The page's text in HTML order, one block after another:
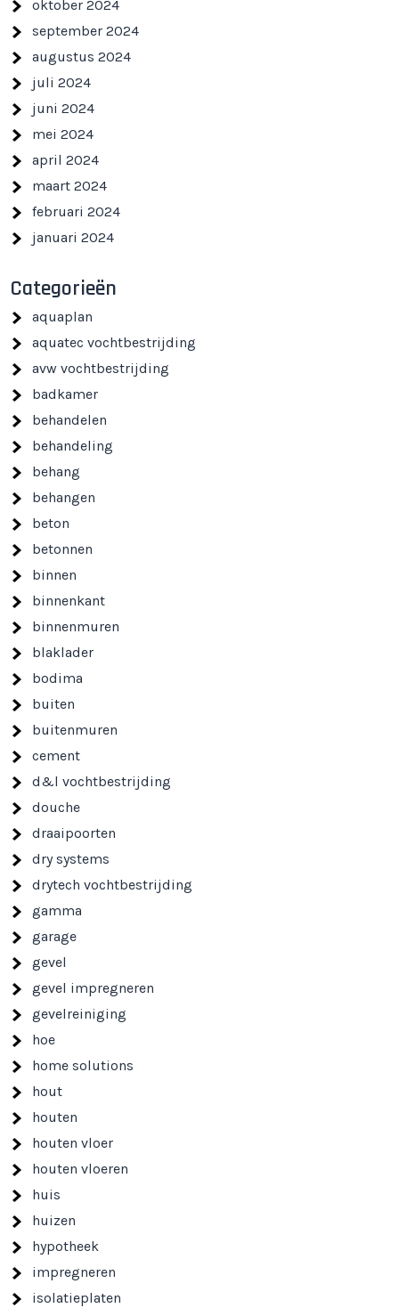
oktober 2024
september 2024
augustus 2024
juli 2024
juni 2024
mei 2024
april 2024
maart 2024
februari 2024
januari 2024
Categorieën
aquaplan
aquatec vochtbestrijding
avw vochtbestrijding
badkamer
behandelen
behandeling
behang
behangen
beton
betonnen
binnen
binnenkant
binnenmuren
blaklader
bodima
buiten
buitenmuren
cement
d&l vochtbestrijding
douche
draaipoorten
dry systems
drytech vochtbestrijding
gamma
garage
gevel
gevel impregneren
gevelreiniging
hoe
home solutions
hout
houten
houten vloer
houten vloeren
huis
huizen
hypotheek
impregneren
isolatieplaten